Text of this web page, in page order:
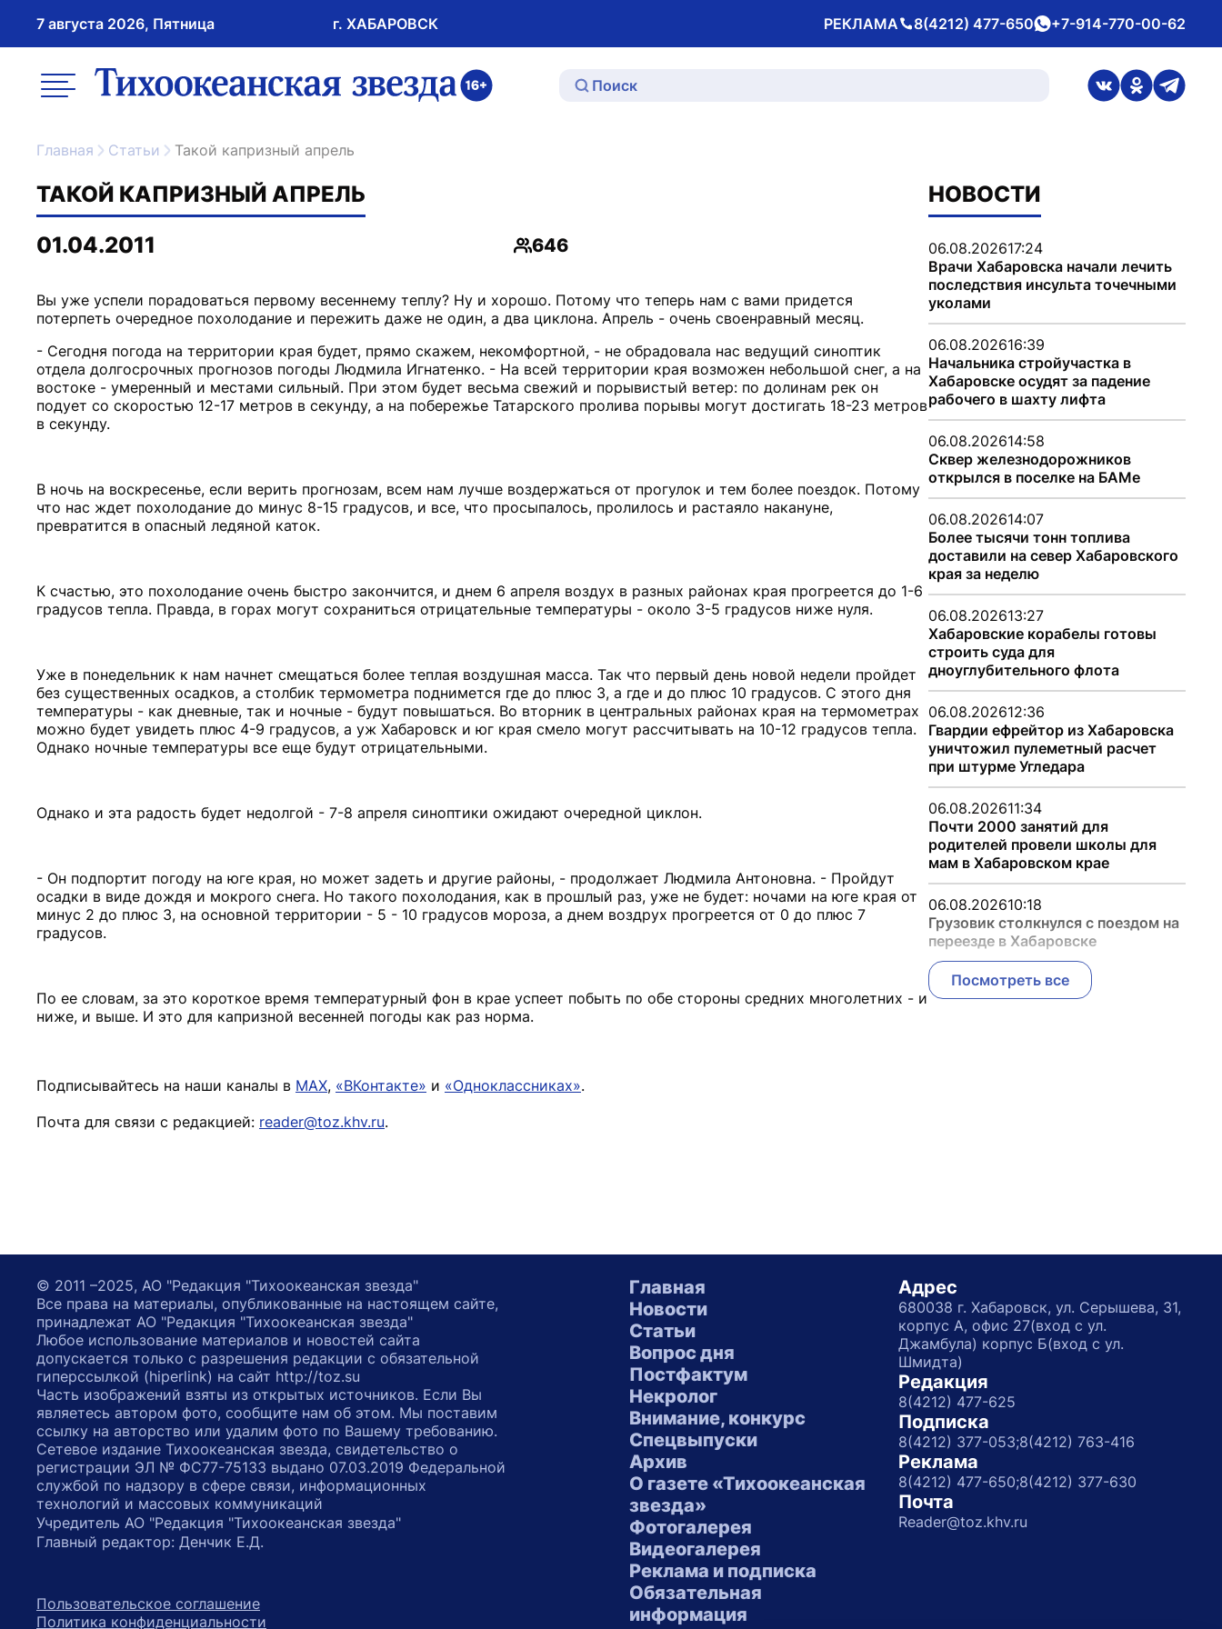
7 августа 2026, Пятница г. ХАБАРОВСК РЕКЛАМА
Телефон 8(4212) 477-650whatsApp
+7-914-770-00-62
меню ссылка на главную
ссылка на
ссылка на
Главная Статьи Такой капризный апрель
ТАКОЙ КАПРИЗНЫЙ АПРЕЛЬ
01.04.2011
Просмотры
646
Вы уже успели порадоваться первому весеннему теплу? Ну и хорошо. Потому что теперь нам с вами придется
- Сегодня погода на территории края будет, прямо скажем, некомфортной, - не обрадовала нас ведущий синоптик
отдела долгосрочных прогнозов погоды Людмила Игнатенко. - На всей территории края возможен небольшой снег, а на
востоке - умеренный и местами сильный. При этом будет весьма свежий и порывистый ветер: по долинам рек он
подует со скоростью 12-17 метров в секунду, а на побережье Татарского пролива порывы могут достигать 18-23 метров
в секунду.
В ночь на воскресенье, если верить прогнозам, всем нам лучше воздержаться от прогулок и тем более поездок. Потому
что нас ждет похолодание до минус 8-15 градусов, и все, что просыпалось, пролилось и растаяло накануне,
превратится в опасный ледяной каток.
К счастью, это похолодание очень быстро закончится, и днем 6 апреля воздух в разных районах края прогреется до 1-6
градусов тепла. Правда, в горах могут сохраниться отрицательные температуры - около 3-5 градусов ниже нуля.
Уже в понедельник к нам начнет смещаться более теплая воздушная масса. Так что первый день новой недели пройдет
без существенных осадков, а столбик термометра поднимется где до плюс 3, а где и до плюс 10 градусов. С этого дня
температуры - как дневные, так и ночные - будут повышаться. Во вторник в центральных районах края на термометрах
можно будет увидеть плюс 4-9 градусов, а уж Хабаровск и юг края смело могут рассчитывать на 10-12 градусов тепла.
Однако ночные температуры все еще будут отрицательными.
Однако и эта радость будет недолгой - 7-8 апреля синоптики ожидают очередной циклон.
- Он подпортит погоду на юге края, но может задеть и другие районы, - продолжает Людмила Антоновна. - Пройдут
осадки в виде дождя и мокрого снега. Но такого похолодания, как в прошлый раз, уже не будет: ночами на юге края от
минус 2 до плюс 3, на основной территории - 5 - 10 градусов мороза, а днем воздрух прогреется от 0 до плюс 7
градусов.
По ее словам, за это короткое время температурный фон в крае успеет побыть по обе стороны средних многолетних - и
ниже, и выше. И это для капризной весенней погоды как раз норма.
Подписывайтесь на наши каналы в MAX, «ВКонтакте» и «Одноклассниках».
Почта для связи с редакцией: reader@toz.khv.ru.
НОВОСТИ
06.08.202617:24
Врачи Хабаровска начали лечить
последствия инсульта точечными
уколами
06.08.202616:39
Начальника стройучастка в
Хабаровске осудят за падение
рабочего в шахту лифта
06.08.202614:58
Сквер железнодорожников
открылся в поселке на БАМе
06.08.202614:07
Более тысячи тонн топлива
доставили на север Хабаровского
края за неделю
06.08.202613:27
Хабаровские корабелы готовы
строить суда для
дноуглубительного флота
06.08.202612:36
Гвардии ефрейтор из Хабаровска
уничтожил пулеметный расчет
при штурме Угледара
06.08.202611:34
Почти 2000 занятий для
родителей провели школы для
мам в Хабаровском крае
06.08.202610:18
Грузовик столкнулся с поездом на
переезде в Хабаровске
Посмотреть все
Главная
Новости
Статьи
Вопрос дня
Постфактум
Некролог
Внимание, конкурс
Спецвыпуски
Архив
О газете «Тихоокеанская
звезда»
Фотогалерея
Видеогалерея
Реклама и подписка
Обязательная
информация
Адрес
680038 г. Хабаровск, ул. Серышева, 31,
корпус А, офис 27(вход с ул.
Джамбула) корпус Б(вход с ул.
Шмидта)
Редакция
8(4212) 477-625
Подписка
8(4212) 377-053;8(4212) 763-416
Реклама
8(4212) 477-650;8(4212) 377-630
Почта
Reader@toz.khv.ru
© 2011 –2025, АО "Редакция "Тихоокеанская звезда"
Все права на материалы, опубликованные на настоящем сайте,
принадлежат АО "Редакция "Тихоокеанская звезда"
Любое использование материалов и новостей сайта
допускается только с разрешения редакции с обязательной
гиперссылкой (hiperlink) на сайт http://toz.su
Часть изображений взяты из открытых источников. Если Вы
являетесь автором фото, сообщите нам об этом. Мы поставим
ссылку на авторство или удалим фото по Вашему требованию.
Сетевое издание Тихоокеанская звезда, свидетельство о
регистрации ЭЛ № ФС77-75133 выдано 07.03.2019 Федеральной
службой по надзору в сфере связи, информационных
технологий и массовых коммуникаций
Учредитель АО "Редакция "Тихоокеанская звезда"
Главный редактор: Денчик Е.Д.
Пользовательское соглашение
Политика конфиденциальности